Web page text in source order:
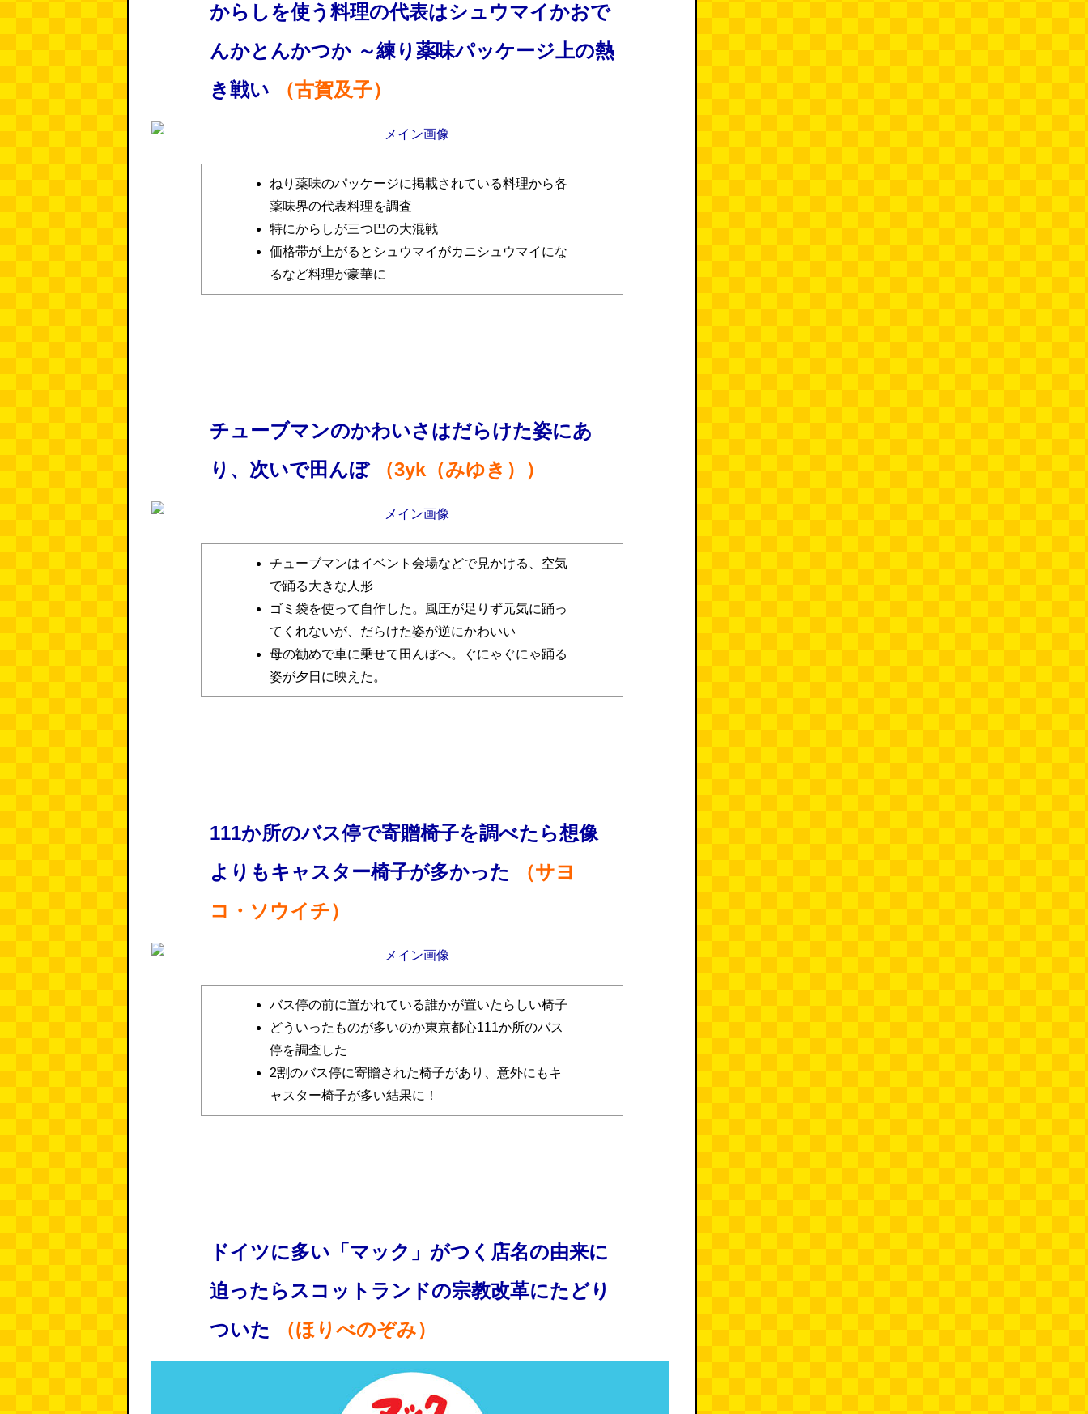
からしを使う料理の代表はシュウマイかおで
んかとんかつか ～練り薬味パッケージ上の熱
き戦い （古賀及子）
ねり薬味のパッケージに掲載されている料理から各
薬味界の代表料理を調査
特にからしが三つ巴の大混戦
価格帯が上がるとシュウマイがカニシュウマイにな
るなど料理が豪華に
チューブマンのかわいさはだらけた姿にあ
り、次いで田んぼ（3yk（みゆき））
チューブマンはイベント会場などで見かける、空気
で踊る大きな人形
ゴミ袋を使って自作した。風圧が足りず元気に踊っ
てくれないが、だらけた姿が逆にかわいい
母の勧めで車に乗せて田んぼへ。ぐにゃぐにゃ踊る
姿が夕日に映えた。
111か所のバス停で寄贈椅子を調べたら想像
よりもキャスター椅子が多かった
（サヨ
コ・ソウイチ）
バス停の前に置かれている誰かが置いたらしい椅子
どういったものが多いのか東京都心111か所のバス
停を調査した
2割のバス停に寄贈された椅子があり、意外にもキ
ャスター椅子が多い結果に！
ドイツに多い「マック」がつく店名の由来に
迫ったらスコットランドの宗教改革にたどり
ついた
（ほりべのぞみ）